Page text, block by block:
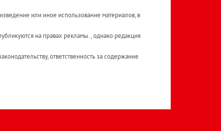
или иное использование материалов, в
на правах рекламы. , однако редакция
ответственность за содержание